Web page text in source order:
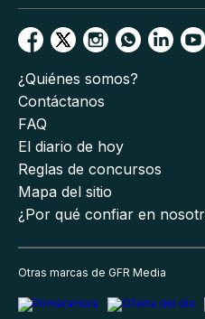
¿Quiénes somos?
Contáctanos
FAQ
El diario de hoy
Reglas de concursos
Mapa del sitio
¿Por qué confiar en
Otras marcas de GFR Media